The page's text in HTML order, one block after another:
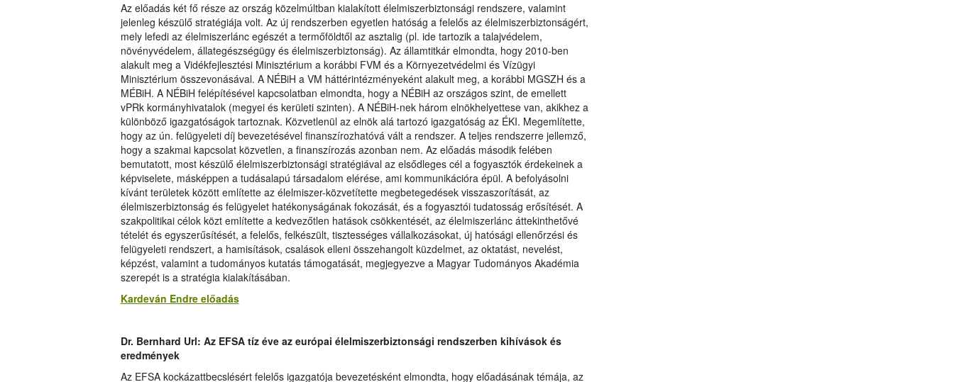
Az előadás két fő része az ország közelmúltban kialakított élelmiszerbiztonsági rendszere, valamint
jelenleg készülő stratégiája volt. Az új rendszerben egyetlen hatóság a felelős az élelmiszerbiztonságért,
mely lefedi az élelmiszerlánc egészét a termőföldtől az asztalig (pl. ide tartozik a talajvédelem,
növényvédelem, állategészségügy és élelmiszerbiztonság). Az államtitkár elmondta, hogy 2010-ben
alakult meg a Vidékfejlesztési Minisztérium a korábbi FVM és a Környezetvédelmi és Vízügyi
Minisztérium összevonásával. A NÉBiH a VM háttérintézményeként alakult meg, a korábbi MGSZH és a
MÉBiH. A NÉBiH felépítésével kapcsolatban elmondta, hogy a NÉBiH az országos szint, de emellett
vPRk kormányhivatalok (megyei és kerületi szinten). A NÉBiH-nek három elnökhelyettese van, akikhez a
különböző igazgatóságok tartoznak. Közvetlenül az elnök alá tartozó igazgatóság az ÉKI. Megemlítette,
hogy az ún. felügyeleti díj bevezetésével finanszírozhatóvá vált a rendszer. A teljes rendszerre jellemző,
hogy a szakmai kapcsolat közvetlen, a finanszírozás azonban nem. Az előadás második felében
bemutatott, most készülő élelmiszerbiztonsági stratégiával az elsődleges cél a fogyasztók érdekeinek a
képviselete, másképpen a tudásalapú társadalom elérése, ami kommunikációra épül. A befolyásolni
kívánt területek között említette az élelmiszer-közvetítette megbetegedések visszaszorítását, az
élelmiszerbiztonság és felügyelet hatékonyságának fokozását, és a fogyasztói tudatosság erősítését. A
szakpolitikai célok közt említette a kedvezőtlen hatások csökkentését, az élelmiszerlánc áttekinthetővé
tételét és egyszerűsítését, a felelős, felkészült, tisztességes vállalkozásokat, új hatósági ellenőrzési és
felügyeleti rendszert, a hamisítások, csalások elleni összehangolt küzdelmet, az oktatást, nevelést,
képzést, valamint a tudományos kutatás támogatását, megjegyezve a Magyar Tudományos Akadémia
szerepét is a stratégia kialakításában.
Kardeván Endre előadás
Dr. Bernhard Url: Az EFSA tíz éve az európai élelmiszerbiztonsági rendszerben kihívások és
eredmények
Az EFSA kockázattbecslésért felelős igazgatója bevezetésként elmondta, hogy előadásának témája, az